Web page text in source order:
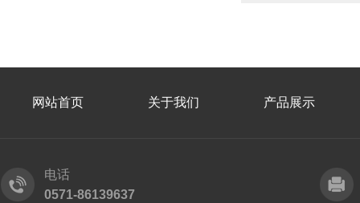
网站首页 关于我们 产品展示
电话
0571-86139637